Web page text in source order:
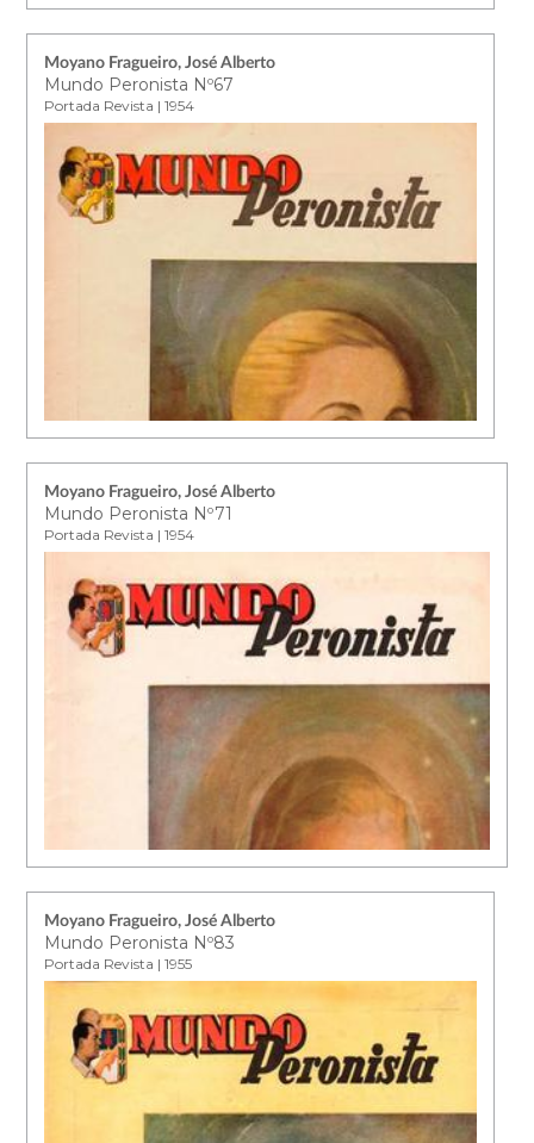
Moyano Fragueiro, José Alberto
Mundo Peronista Nº67
Portada Revista | 1954
Moyano Fragueiro, José Alberto
Mundo Peronista Nº71
Portada Revista | 1954
Moyano Fragueiro, José Alberto
Mundo Peronista Nº83
Portada Revista | 1955